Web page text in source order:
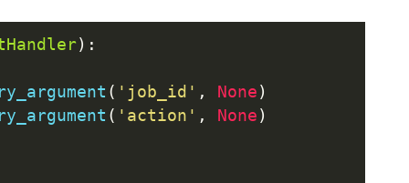
):
( 'job_id' , None)
( 'action' , None)